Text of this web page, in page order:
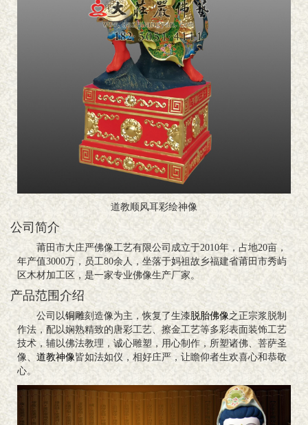
道教顺风耳彩绘神像
公司简介
莆田市大庄严佛像工艺有限公司成立于2010年，占地20亩，
年产值3000万，员工80余人，坐落于妈祖故乡福建省莆田市秀屿
区木材加工区，是一家专业佛像生产厂家。
产品范围介绍
公司以铜雕刻造像为主，恢复了生漆脱胎佛像之正宗浆脱制
作法，配以娴熟精致的唐彩工艺、擦金工艺等多彩表面装饰工艺
技术，辅以佛法教理，诚心雕塑，用心制作，所塑诸佛、菩萨圣
像、 道教神像皆如法如仪，相好庄严，让瞻仰者生欢喜心和恭敬
心。